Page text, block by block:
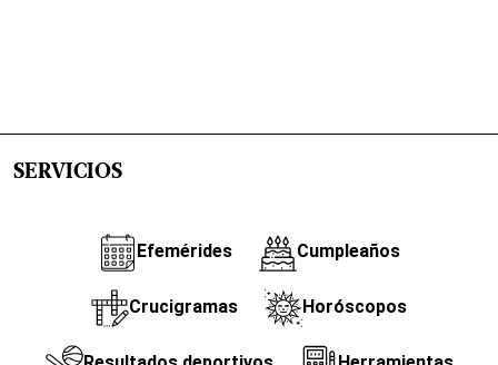
SERVICIOS
Efemérides Cumpleaños
Crucigramas Horóscopos